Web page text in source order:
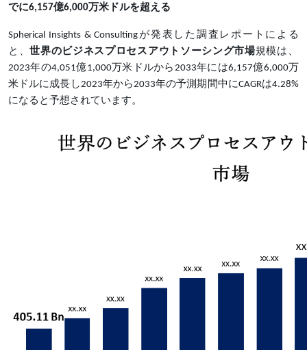
でに6,157億6,000万米ドルを超える
Spherical Insights & Consultingが発表した調査レポートによる
と、世界のビジネスプロセスアウトソーシング市場規模は、
2023年の4,051億1,000万米ドルから2033年には6,157億6,000万
米ドルに成長し2023年から2033年の予測期間中にCAGRは4.28%
になると予想されています。